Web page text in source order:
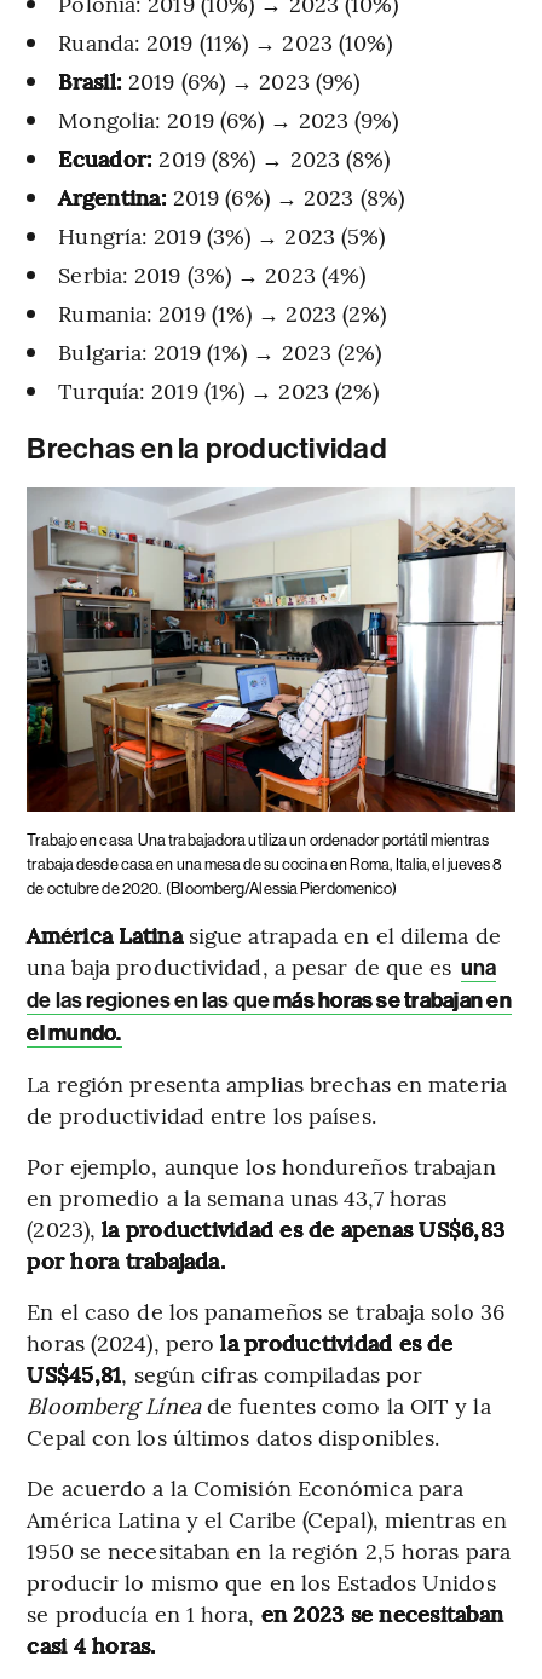
Ruanda: 2019 (11%) → 2023 (10%)
Brasil: 2019 (6%) → 2023 (9%)
Mongolia: 2019 (6%) → 2023 (9%)
Ecuador: 2019 (8%) → 2023 (8%)
Argentina: 2019 (6%) → 2023 (8%)
Hungría: 2019 (3%) → 2023 (5%)
Serbia: 2019 (3%) → 2023 (4%)
Rumania: 2019 (1%) → 2023 (2%)
Bulgaria: 2019 (1%) → 2023 (2%)
Turquía: 2019 (1%) → 2023 (2%)
Brechas en la productividad
Trabajo en casa Una trabajadora utiliza un ordenador portátil mientras
trabaja desde casa en una mesa de su cocina en Roma, Italia, el jueves 8
de octubre de 2020. (Bloomberg/Alessia Pierdomenico)
América Latinasigue atrapada en el dilema de
una baja productividad, a pesar de que es una
de las regiones en las quemás horas se trabajan en
el mundo.
La región presenta amplias brechas en materia
de productividad entre los países.
Por ejemplo, aunque los hondureños trabajan
en promedio a la semana unas 43,7 horas
(2023),la productividad es de apenas US$6,83
por hora trabajada.
En el caso de los panameños se trabaja solo 36
horas (2024), pero la productividad es de
US$45,81, según cifras compiladas por
Bloomberg Líneade fuentes como la OIT y la
Cepal con los últimos datos disponibles.
De acuerdo a la Comisión Económica para
América Latina y el Caribe (Cepal), mientras en
1950 se necesitaban en la región 2,5 horas para
producir lo mismo que en los Estados Unidos
se producía en 1 hora, en 2023 se necesitaban
casi 4 horas.